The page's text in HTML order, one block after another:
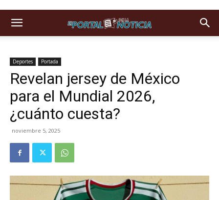
Deportes Portada
Revelan jersey de México
para el Mundial 2026,
¿cuánto cuesta?
noviembre 5, 2025